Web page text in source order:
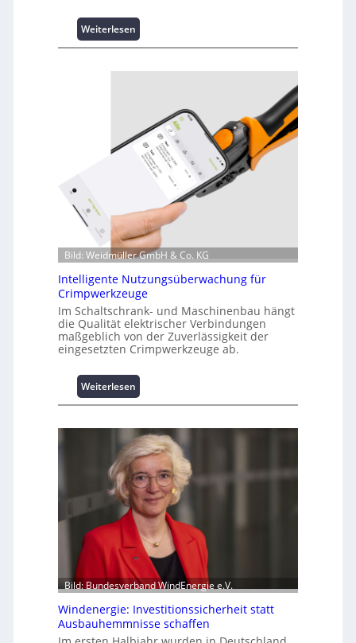
Weiterlesen:
K
r
f
t
i
o
n
u
m
L
a
s
s
p
i
z
e
m
a
n
a
g
e
m
e
n
t
Bild: Weidmüller GmbH & Co. KG
Intelligente Nutzungsüberwachung für
Crimpwerkzeuge
Im Schaltschrank- und Maschinenbau hängt
die Qualität elektrischer Verbindungen
maßgeblich von der Zuverlässigkeit der
eingesetzten Crimpwerkzeuge ab.
Weiterlesen:
I
t
e
l
l
i
g
e
n
t
e
N
u
t
z
Bild: Bundesverband WindEnergie e.V.
Windenergie: Investitionssicherheit statt
Ausbauhemmnisse schaffen